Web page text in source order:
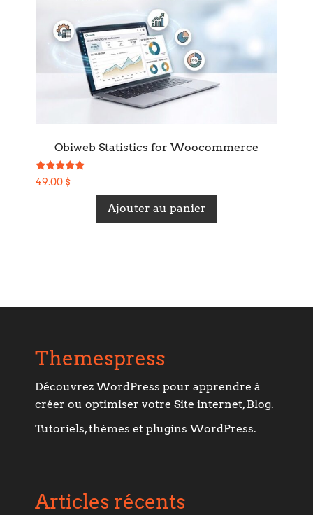
Obiweb Statistics for Woocommerce
Note
5.00
49.00 $
Ajouter au panier
Themespress
Découvrez WordPress pour apprendre à
créer ou optimiser votre Site internet, Blog.
Tutoriels, thèmes et plugins WordPress.
Articles récents